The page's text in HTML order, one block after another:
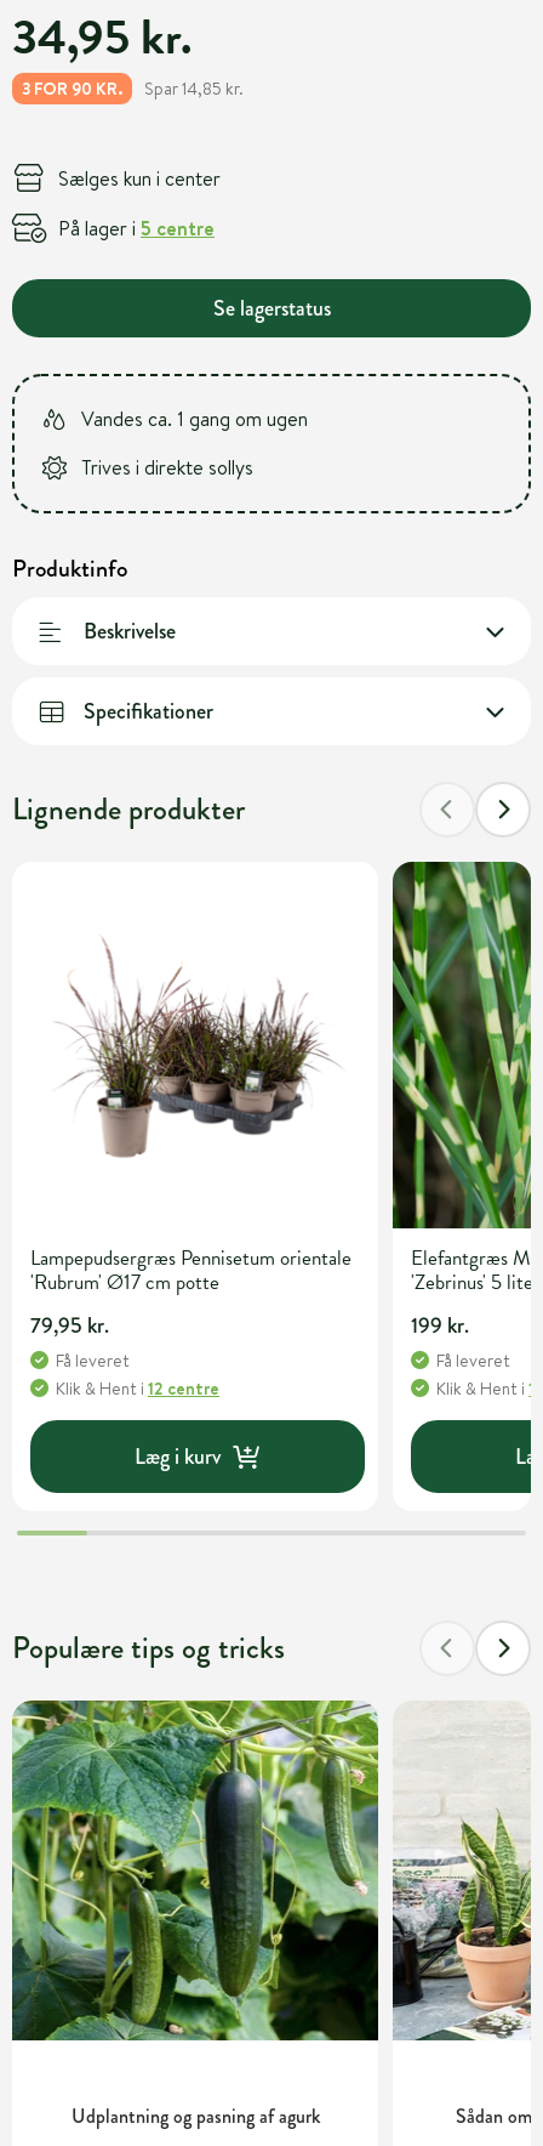
34,95 kr.
3 FOR 90 KR. Spar 14,85 kr.
Sælges kun i center
På lager i 5 centre
Se lagerstatus
Vandes ca. 1 gang om ugen
Trives i direkte sollys
Produktinfo
Beskrivelse
Specifikationer
Lignende produkter
Lampepudsergræs Pennisetum orientale
'Rubrum' Ø17 cm potte
79,95 kr.
Få leveret
Klik & Hent i 12 centre
Læg i kurv
Elefantgræs
'Zebrinus' 5
199 kr.
Få leveret
Klik & Hent i
Populære tips og tricks
Udplantning og pasning af agurk Sådan